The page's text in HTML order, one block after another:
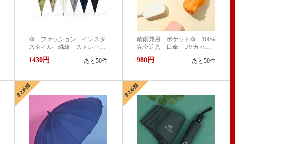
傘 ファッション インスタ
スタイル 繊維 ストレー
ト 傘 無地 竹節 和風
シンプル 簡単 カジュアル
1430円 あと50件
晴雨兼用 ポケット傘 100%
完全遮光 日傘 UVカッ
ト 99.9% 紫外線対策 UVケ
ア 折りたたみ傘 遮光 遮
ト かわいい
980円 あと50件